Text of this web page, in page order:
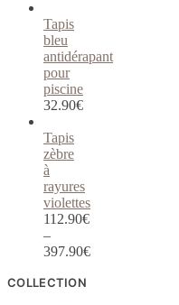
Tapis
bleu
antidérapant
pour
piscine
32.90€
Tapis
zèbre
à
rayures
violettes
112.90€
–
397.90€
COLLECTION